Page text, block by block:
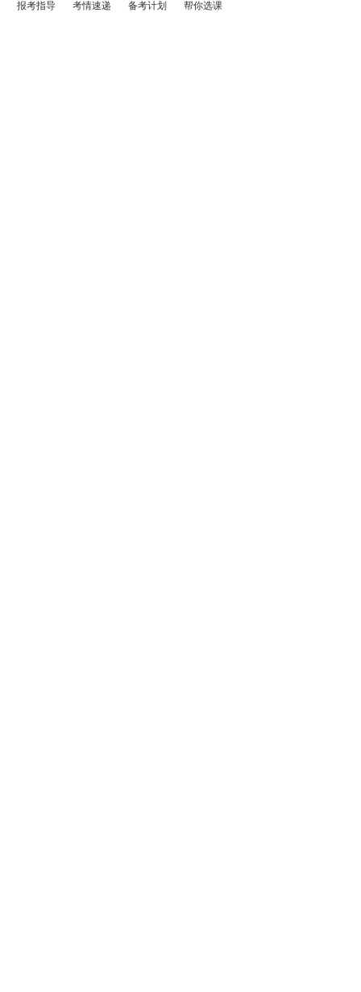
报考指导 考情速递 备考计划 帮你选课